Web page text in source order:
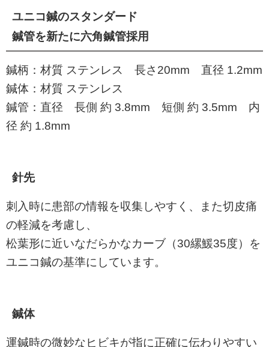
ユニコ鍼のスタンダード
鍼管を新たに六角鍼管採用
鍼柄：材質 ステンレス 長さ20mm 直径 1.2mm
鍼体：材質 ステンレス
鍼管：直径 長側 約 3.8mm 短側 約 3.5mm 内
径 約 1.8mm
針先
刺入時に患部の情報を収集しやすく、また切皮痛
の軽減を考慮し、
松葉形に近いなだらかなカーブ（30縲鰀35度）を
ユニコ鍼の基準にしています。
鍼体
運鍼時の微妙なヒビキが指に正確に伝わりやすい